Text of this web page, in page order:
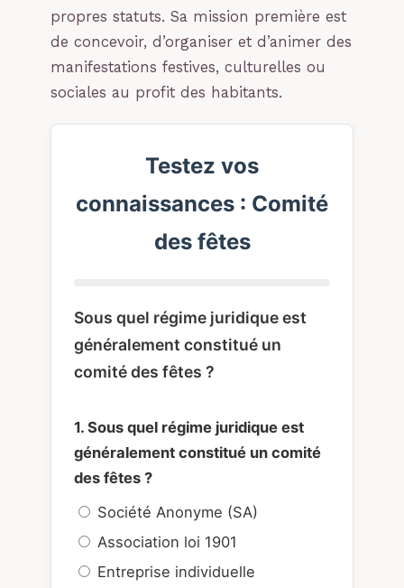
propres statuts. Sa mission première est
de concevoir, d’organiser et d’animer des
manifestations festives, culturelles ou
sociales au profit des habitants.
Testez vos
connaissances : Comité
des fêtes
Sous quel régime juridique est
généralement constitué un
comité des fêtes ?
1. Sous quel régime juridique est
généralement constitué un comité
des fêtes ?
Société Anonyme (SA)
Association loi 1901
Entreprise individuelle